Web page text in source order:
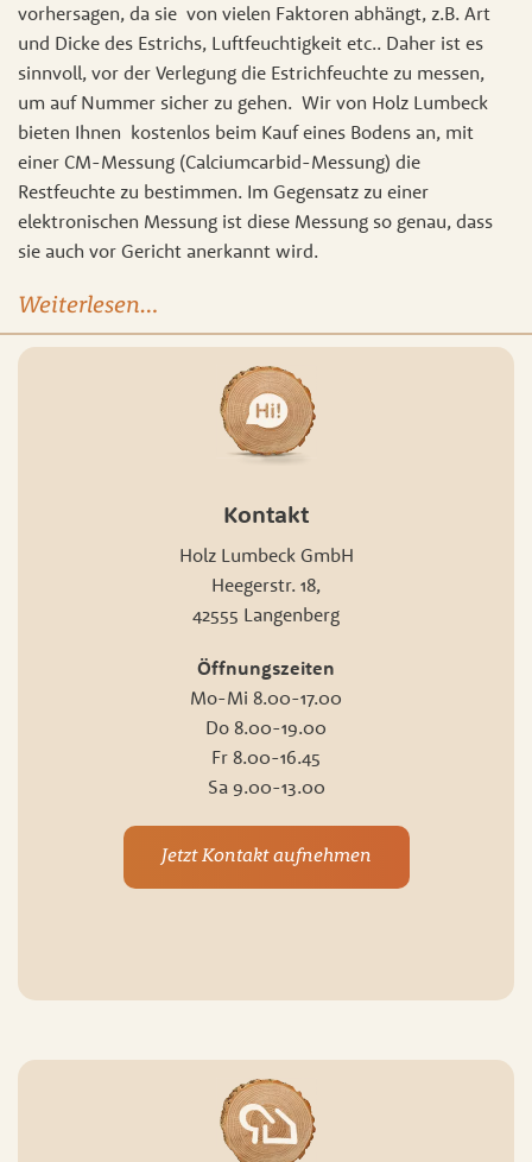
vorhersagen, da sie von vielen Faktoren abhängt, z.B. Art
und Dicke des Estrichs, Luftfeuchtigkeit etc.. Daher ist es
sinnvoll, vor der Verlegung die Estrichfeuchte zu messen,
um auf Nummer sicher zu gehen. Wir von Holz Lumbeck
bieten Ihnen kostenlos beim Kauf eines Bodens an, mit
einer CM-Messung (Calciumcarbid-Messung) die
Restfeuchte zu bestimmen. Im Gegensatz zu einer
elektronischen Messung ist diese Messung so genau, dass
sie auch vor Gericht anerkannt wird.
Weiterlesen…
Kontakt
Holz Lumbeck GmbH
Heegerstr. 18,
42555 Langenberg
Öffnungszeiten
Mo-Mi 8.00-17.00
Do 8.00-19.00
Fr 8.00-16.45
Sa 9.00-13.00
Jetzt Kontakt aufnehmen